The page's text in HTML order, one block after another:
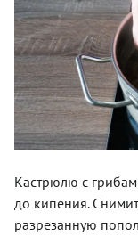
Кастрюлю с
до кипения.
разрезанную